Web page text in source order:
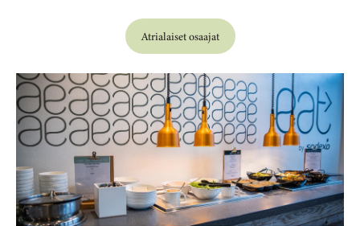
Atrialaiset osaajat